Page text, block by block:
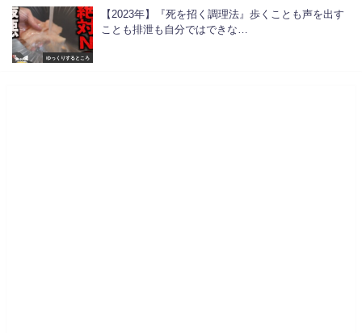
ゆっくりするところ
【2023年】『死を招く調理法』歩くことも声を出す
ことも排泄も自分ではできな…